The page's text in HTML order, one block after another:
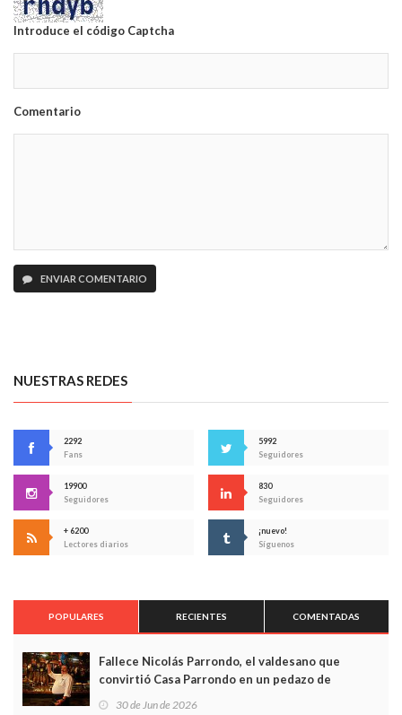
Introduce el código Captcha
Comentario
ENVIAR COMENTARIO
NUESTRAS REDES
2292
Fans
5992
Seguidores
19900
Seguidores
830
Seguidores
+ 6200
Lectores diarios
¡nuevo!
Síguenos
POPULARES RECIENTES COMENTADAS
Fallece Nicolás Parrondo, el valdesano que
convirtió Casa Parrondo en un pedazo de
30 de Jun de 2026